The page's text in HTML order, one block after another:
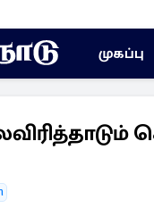
முகப்பு